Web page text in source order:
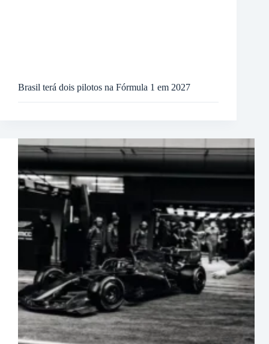
Brasil terá dois pilotos na Fórmula 1 em 2027